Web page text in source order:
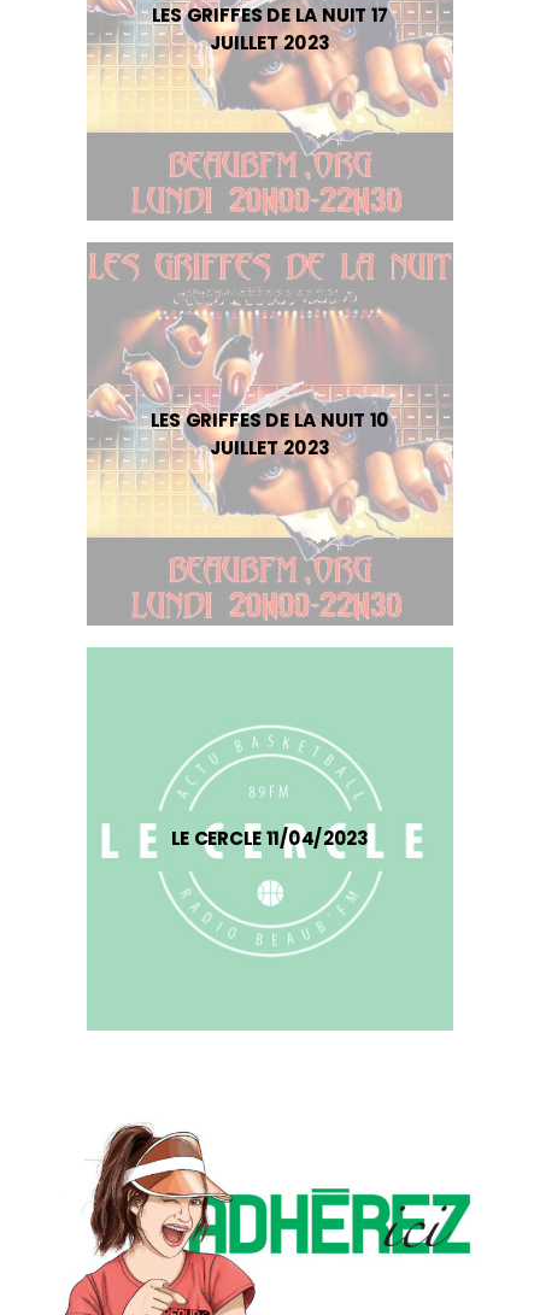
LES GRIFFES DE LA NUIT 17
JUILLET 2023
LES GRIFFES DE LA NUIT 10
JUILLET 2023
LE CERCLE 11/04/2023